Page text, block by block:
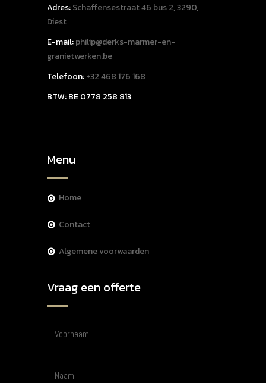
Adres:Schaffensestraat 46 bus 2, 3290,
Diest
E-mail:philip@derks-marmer-en-
granietwerken.be
Telefoon:+32 468 176 168
BTW: BE 0778 258 813
Menu
home
contact
algemene voorwaarden
Vraag een offerte